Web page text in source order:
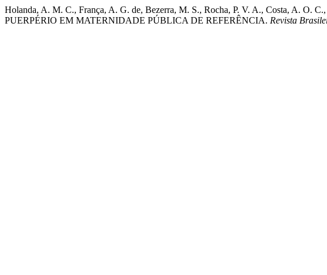
Holanda, A. M. C., França, A. G. de, Bezerra, M. S., Rocha, P. V. A., Costa, A.
PUERPÉRIO EM MATERNIDADE PÚBLICA DE REFERÊNCIA. Revista